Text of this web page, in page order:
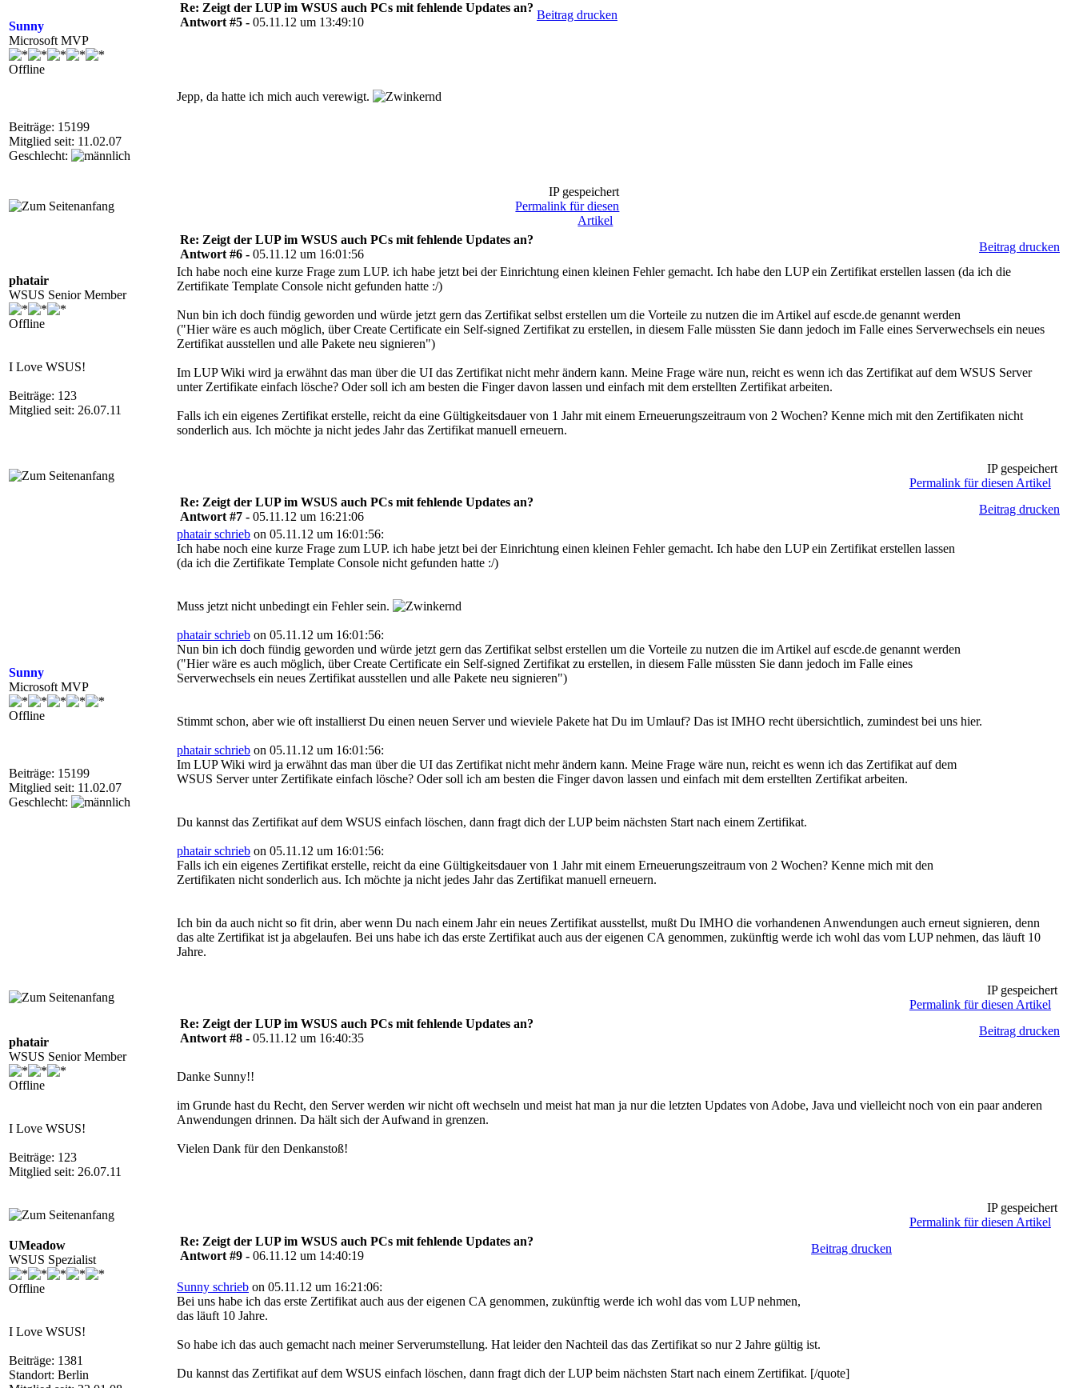
Sunny
Microsoft MVP
Offline
Beiträge: 15199
Mitglied seit: 11.02.07
Geschlecht:
Re: Zeigt der LUP im WSUS auch PCs mit fehlende Updates an?
Antwort #5 - 05.11.12 um 13:49:10
Beitrag drucken
Jepp, da hatte ich mich auch verewigt.
IP gespeichert
Permalink für diesen
Artikel
phatair
WSUS Senior Member
Offline
I Love WSUS!
Beiträge: 123
Mitglied seit: 26.07.11
Re: Zeigt der LUP im WSUS auch PCs mit fehlende Updates an?
Antwort #6 - 05.11.12 um 16:01:56
Beitrag drucken
Ich habe noch eine kurze Frage zum LUP. ich habe jetzt bei der Einrichtung einen kleinen Fehler gemacht. Ich habe den LUP ein Zertifikat erstellen lassen (da ich die
Zertifikate Template Console nicht gefunden hatte :/)
Nun bin ich doch fündig geworden und würde jetzt gern das Zertifikat selbst erstellen um die Vorteile zu nutzen die im Artikel auf escde.de genannt werden
("Hier wäre es auch möglich, über Create Certificate ein Self-signed Zertifikat zu erstellen, in diesem Falle müssten Sie dann jedoch im Falle eines Serverwechsels ein neues
Zertifikat ausstellen und alle Pakete neu signieren")
Im LUP Wiki wird ja erwähnt das man über die UI das Zertifikat nicht mehr ändern kann. Meine Frage wäre nun, reicht es wenn ich das Zertifikat auf dem WSUS Server
unter Zertifikate einfach lösche? Oder soll ich am besten die Finger davon lassen und einfach mit dem erstellten Zertifikat arbeiten.
Falls ich ein eigenes Zertifikat erstelle, reicht da eine Gültigkeitsdauer von 1 Jahr mit einem Erneuerungszeitraum von 2 Wochen? Kenne mich mit den Zertifikaten nicht
sonderlich aus. Ich möchte ja nicht jedes Jahr das Zertifikat manuell erneuern.
IP gespeichert
Permalink für diesen Artikel
Sunny
Microsoft MVP
Offline
Beiträge: 15199
Mitglied seit: 11.02.07
Geschlecht:
Re: Zeigt der LUP im WSUS auch PCs mit fehlende Updates an?
Antwort #7 - 05.11.12 um 16:21:06
Beitrag drucken
phatair schrieb on 05.11.12 um 16:01:56:
Ich habe noch eine kurze Frage zum LUP. ich habe jetzt bei der Einrichtung einen kleinen Fehler gemacht. Ich habe den LUP ein Zertifikat erstellen lassen
(da ich die Zertifikate Template Console nicht gefunden hatte :/)
Muss jetzt nicht unbedingt ein Fehler sein.
phatair schrieb on 05.11.12 um 16:01:56:
Nun bin ich doch fündig geworden und würde jetzt gern das Zertifikat selbst erstellen um die Vorteile zu nutzen die im Artikel auf escde.de genannt werden
("Hier wäre es auch möglich, über Create Certificate ein Self-signed Zertifikat zu erstellen, in diesem Falle müssten Sie dann jedoch im Falle eines
Serverwechsels ein neues Zertifikat ausstellen und alle Pakete neu signieren")
Stimmt schon, aber wie oft installierst Du einen neuen Server und wieviele Pakete hat Du im Umlauf? Das ist IMHO recht übersichtlich, zumindest bei uns hier.
phatair schrieb on 05.11.12 um 16:01:56:
Im LUP Wiki wird ja erwähnt das man über die UI das Zertifikat nicht mehr ändern kann. Meine Frage wäre nun, reicht es wenn ich das Zertifikat auf dem
WSUS Server unter Zertifikate einfach lösche? Oder soll ich am besten die Finger davon lassen und einfach mit dem erstellten Zertifikat arbeiten.
Du kannst das Zertifikat auf dem WSUS einfach löschen, dann fragt dich der LUP beim nächsten Start nach einem Zertifikat.
phatair schrieb on 05.11.12 um 16:01:56:
Falls ich ein eigenes Zertifikat erstelle, reicht da eine Gültigkeitsdauer von 1 Jahr mit einem Erneuerungszeitraum von 2 Wochen? Kenne mich mit den
Zertifikaten nicht sonderlich aus. Ich möchte ja nicht jedes Jahr das Zertifikat manuell erneuern.
Ich bin da auch nicht so fit drin, aber wenn Du nach einem Jahr ein neues Zertifikat ausstellst, mußt Du IMHO die vorhandenen Anwendungen auch erneut signieren, denn
das alte Zertifikat ist ja abgelaufen. Bei uns habe ich das erste Zertifikat auch aus der eigenen CA genommen, zukünftig werde ich wohl das vom LUP nehmen, das läuft 10
Jahre.
IP gespeichert
Permalink für diesen Artikel
phatair
WSUS Senior Member
Offline
I Love WSUS!
Beiträge: 123
Mitglied seit: 26.07.11
Re: Zeigt der LUP im WSUS auch PCs mit fehlende Updates an?
Antwort #8 - 05.11.12 um 16:40:35
Beitrag drucken
Danke Sunny!!
im Grunde hast du Recht, den Server werden wir nicht oft wechseln und meist hat man ja nur die letzten Updates von Adobe, Java und vielleicht noch von ein paar anderen
Anwendungen drinnen. Da hält sich der Aufwand in grenzen.
Vielen Dank für den Denkanstoß!
IP gespeichert
Permalink für diesen Artikel
UMeadow
WSUS Spezialist
Offline
I Love WSUS!
Beiträge: 1381
Standort: Berlin
Re: Zeigt der LUP im WSUS auch PCs mit fehlende Updates an?
Antwort #9 - 06.11.12 um 14:40:19
Beitrag drucken
Sunny schrieb on 05.11.12 um 16:21:06:
Bei uns habe ich das erste Zertifikat auch aus der eigenen CA genommen, zukünftig werde ich wohl das vom LUP nehmen,
das läuft 10 Jahre.
So habe ich das auch gemacht nach meiner Serverumstellung. Hat leider den Nachteil das das Zertifikat so nur 2 Jahre gültig ist.
Du kannst das Zertifikat auf dem WSUS einfach löschen, dann fragt dich der LUP beim nächsten Start nach einem Zertifikat. [/quote]